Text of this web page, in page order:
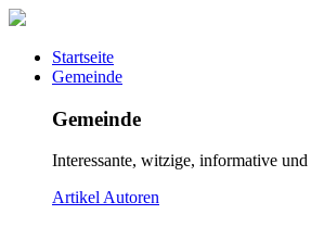
Startseite
Gemeinde
Gemeinde
Interessante, witzige, informative
ArtikelAutoren